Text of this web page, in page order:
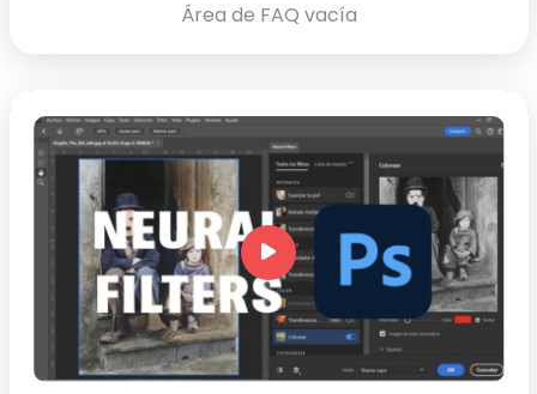
Área de FAQ vacía